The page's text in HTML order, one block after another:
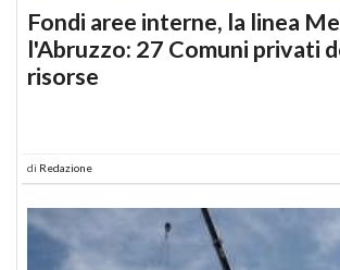
Fondi aree interne, la linea
l'Abruzzo: 27 Comuni privati
risorse
di Redazione